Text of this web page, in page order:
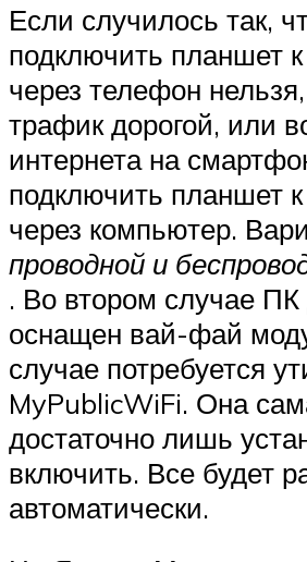
Если случилось так,
подключить планшет
через телефон
трафик дорогой, или
интернета на
подключить планшет
через компьютер.
проводной и
. Во втором случае
оснащен вай-фай
случае потребуется
MyPublicWiFi. Она
достаточно лишь
включить. Все будет
автоматически.